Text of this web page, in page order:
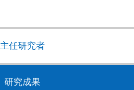
主任研究者
研究成果